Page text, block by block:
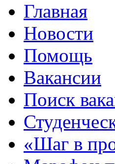
Главная
Новости
Помощь
Вакансии
Поиск
«Шаг в